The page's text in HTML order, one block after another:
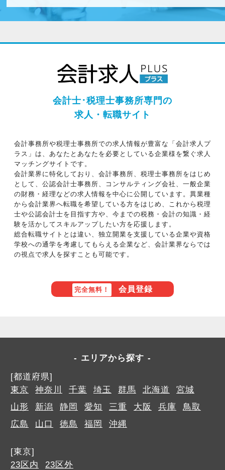
会計士･税理士事務所専門の
求人・転職サイト
会計事務所や税理士事務所での求人情報が豊富な「会計求人プ
ラス」は、あなたとあなたを必要としている企業様を繋ぐ求人
マッチングサイトです。
会計業界に特化しており、会計事務所、税理士事務所をはじめ
として、公認会計士事務所、コンサルティング会社、一般企業
の財務・経理などの求人情報を中心に公開しています。異業種
から会計業界へ転職を希望している方をはじめ、これから税理
士や公認会計士を目指す方や、今までの税務・会計の知識・経
験を活かしてスキルアップしたい方を応援します。
総合転職サイトとは違い、独立開業を支援している企業や資格
学校への通学を考慮してもらえる企業など、会計業界ならでは
の視点で求人を探すことも可能です。
完全無料！ 会員登録
エリアから探す
[都道府県]
東京
神奈川 千葉 埼玉 群馬 北海道
宮城
山形
新潟 静岡 愛知 三重 大阪 兵庫
鳥取
広島
山口 徳島 福岡 沖縄
[東京]
23区内
23区外